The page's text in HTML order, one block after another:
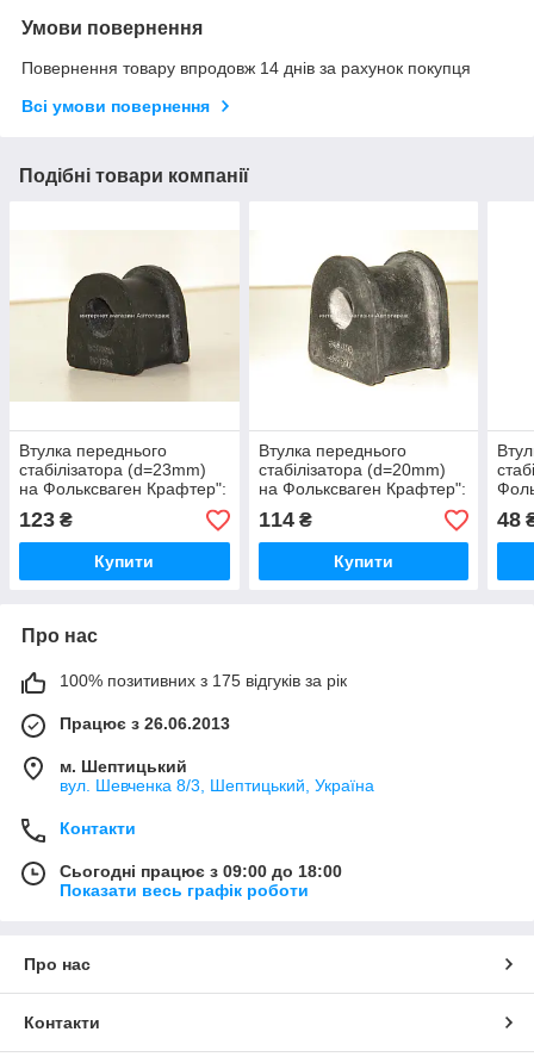
Умови повернення
Повернення товару впродовж 14 днів за рахунок покупця
Всі умови повернення
Подібні товари компанії
Втулка переднього
стабілізатора (d=23mm)
на Фольксваген Крафтер":
2006-> BC GUMA
(Україна) BC1396
123 ₴
Купити
Втулка переднього
стабілізатора (d=20mm)
на Фольксваген Крафтер":
2006-> BC GUMA
(Україна) BC1397
114₴
Купити
48
Про нас
100% позитивних з 175 відгуків за рік
Працює з 26.06.2013
м. Шептицький
вул. Шевченка 8/3, Шептицький, Україна
Контакти
Сьогодні працює з 09:00 до 18:00
Показати весь графік роботи
Про нас
Контакти